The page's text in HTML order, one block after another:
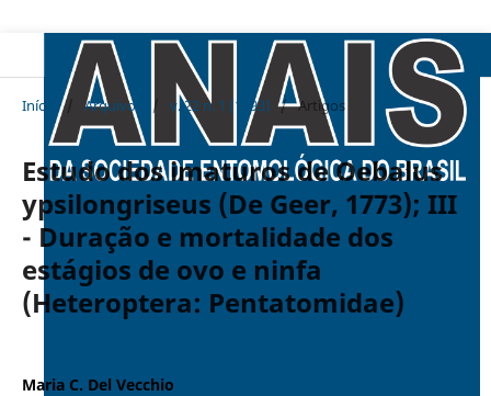
Início / Arquivos / v. 22 n. 1 (1993) / Artigos
Estudo dos imaturos de Oebalus
ypsilongriseus (De Geer, 1773); III
- Duração e mortalidade dos
estágios de ovo e ninfa
(Heteroptera: Pentatomidae)
Maria C. Del Vecchio